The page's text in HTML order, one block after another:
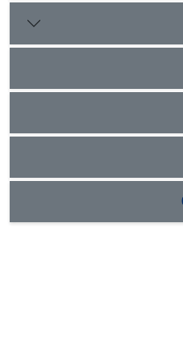
به‌نظر می‌رسد، نحوه مواجهه
مورد سوریه باشد.